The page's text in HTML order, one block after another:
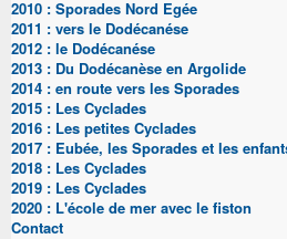
2010 : Sporades Nord Egée
2011 : vers le Dodécanése
2012 : le Dodécanése
2013 : Du Dodécanèse en Argolide
2014 : en route vers les Sporades
2015 : Les Cyclades
2016 : Les petites Cyclades
2017 : Eubée, les Sporades et les
2018 : Les Cyclades
2019 : Les Cyclades
2020 : L'école de mer avec le fiston
Contact